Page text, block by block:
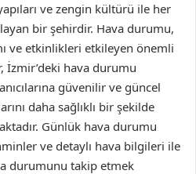
ve zengin kültürü ile her
bir şehirdir. Hava durumu,
ve etkinlikleri etkileyen önemli
İzmir’deki hava durumu
güvenilir ve güncel
daha sağlıklı bir şekilde
Günlük hava durumu
ve detaylı hava bilgileri ile
durumunu takip etmek